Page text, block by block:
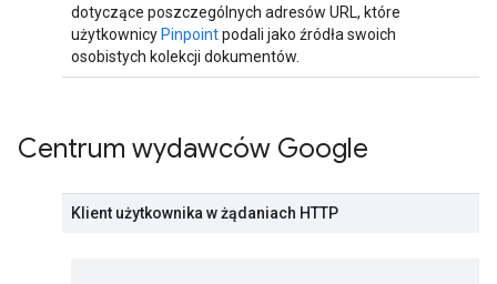
dotyczące poszczególnych adresów URL, które
użytkownicy Pinpointpodali jako źródła swoich
osobistych kolekcji dokumentów.
Centrum wydawców Google
Klient użytkownika w żądaniach HTTP